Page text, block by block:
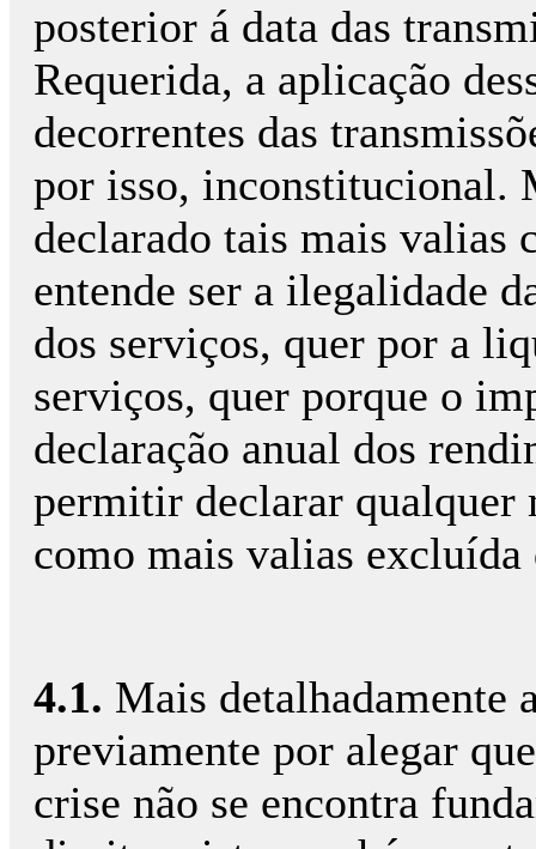
posterior á data das
Requerida, a aplicação
decorrentes das
por isso, inconstitucional.
declarado tais mais valias
entende ser a ilegalidade
dos serviços, quer por a
serviços, quer porque o
declaração anual dos
permitir declarar qualquer
como mais valias excluída
4.1. Mais detalhadamente
previamente por alegar
crise não se encontra